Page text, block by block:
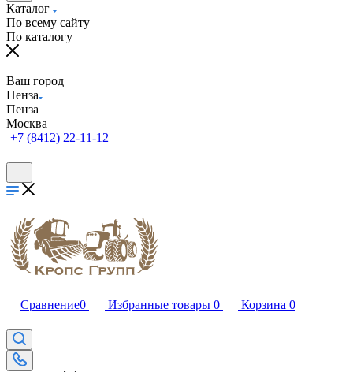
Каталог
По всему сайту
По каталогу
Ваш город
Пенза
Пенза
Москва
+7 (8412) 22-11-12
Сравнение0 Избранные товары 0 Корзина 0